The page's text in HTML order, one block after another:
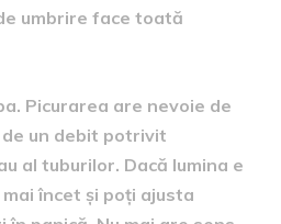
umbrire face toată
Picurarea are nevoie de
un debit potrivit
al tuburilor. Dacă lumina e
încet și poți ajusta